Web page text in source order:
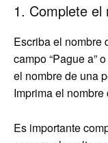
1. Complete
Escriba el nombre
campo “Pague a”
el nombre de una
Imprima el
Es importante